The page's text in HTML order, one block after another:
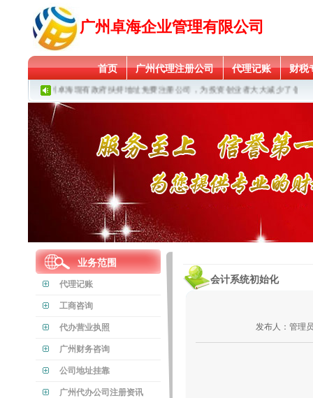
广州卓海企业管理有限公司
首页 广州代理注册公司 代理记账 财税
广州卓海现有政府扶持地址免费注册公司，为投资创业者大大减少了创业成
业务范围
代理记账
工商咨询
代办营业执照
广州财务咨询
公司地址挂靠
广州代办公司注册资讯
会计系统初始化
发布人：管理